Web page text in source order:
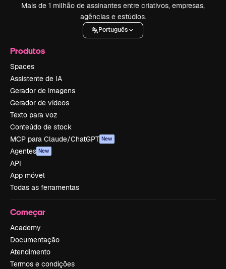
Mais de 1 milhão de assinantes entre criativos, empresas,
agências e estúdios.
Português
Produtos
Spaces
Assistente de IA
Gerador de imagens
Gerador de vídeos
Texto para voz
Conteúdo de stock
MCP para Claude/ChatGPT New
Agentes New
API
App móvel
Todas as ferramentas
Começar
Academy
Documentação
Atendimento
Termos e condições